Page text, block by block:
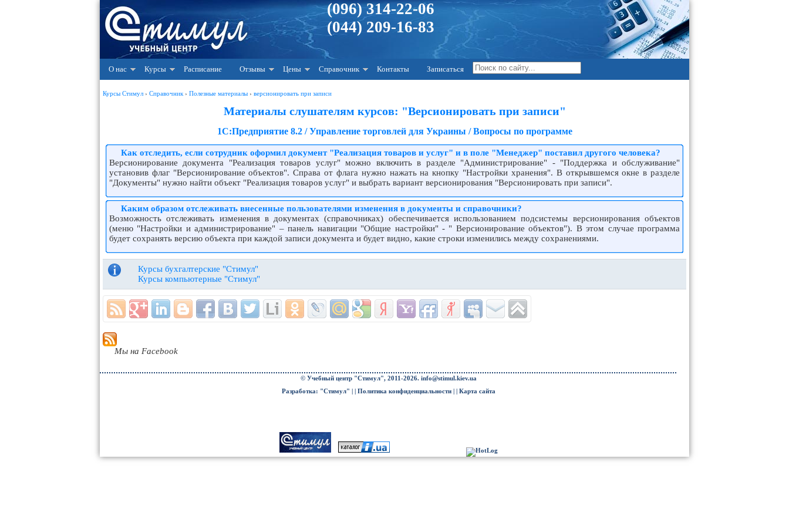
(096) 314-22-06
(044) 209-16-83
О нас Курсы Расписание Отзывы Цены Справочник Контакты Записаться
Курсы Стимул › Справочник › Полезные материалы › версионировать при записи
Материалы слушателям курсов: "Версионировать при записи"
1С:Предприятие 8.2 / Управление торговлей для Украины / Вопросы по программе
Как отследить, если сотрудник оформил документ "Реализация товаров и услуг" и в поле "Менеджер" поставил другого человека?
Версионирование документа "Реализация товаров услуг" можно включить в разделе "Администрирование" - "Поддержка и обслуживание"
установив флаг "Версионирование объектов". Справа от флага нужно нажать на кнопку "Настройки хранения". В открывшемся окне в разделе
"Документы" нужно найти объект "Реализация товаров услуг" и выбрать вариант версионирования "Версионировать при записи".
Каким образом отслеживать внесенные пользователями изменения в документы и справочники?
Возможность отслеживать изменения в документах (справочниках) обеспечивается использованием подсистемы версионирования объектов
(меню "Настройки и администрирование" – панель навигации "Общие настройки" - " Версионирование объектов"). В этом случае программа
будет сохранять версию объекта при каждой записи документа и будет видно, какие строки изменились между сохранениями.
Курсы бухгалтерские "Стимул"
Курсы компьютерные "Стимул"
Мы на Facebook
© Учебный центр "Стимул", 2011-2026. info@stimul.kiev.ua
Разработка: "Стимул" | | Политика конфиденциальности| | Карта сайта